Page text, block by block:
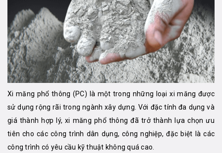
Xi măng phổ thông (PC) là một trong những loại xi măng được
sử dụng rộng rãi trong ngành xây dựng. Với đặc tính đa dụng và
giá thành hợp lý, xi măng phổ thông đã trở thành lựa chọn ưu
tiên cho các công trình dân dụng, công nghiệp, đặc biệt là các
công trình có yêu cầu kỹ thuật không quá cao.